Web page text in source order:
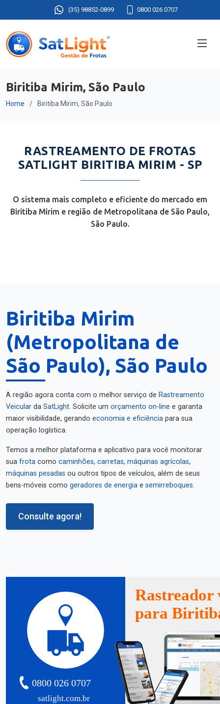
(35) 98852-0899 0800 026 0707
Biritiba Mirim, São Paulo
Home Biritiba Mirim, São Paulo
RASTREAMENTO DE FROTAS
SATLIGHT BIRITIBA MIRIM - SP
O sistema mais completo e eficiente do mercado em
Biritiba Mirim e região de Metropolitana de São Paulo,
São Paulo.
Biritiba Mirim
(Metropolitana de
São Paulo), São Paulo
A região agora conta com o melhor serviço de Rastreamento
Veicular da SatLight. Solicite um orçamento on-line e garanta
maior visibilidade, gerando economia e eficiência para sua
operação logística.
Temos a melhor plataforma e aplicativo para você monitorar
sua frota como caminhões, carretas, máquinas agrícolas,
máquinas pesadas ou outros tipos de veículos, além de seus
bens-móveis como geradores de energia e semirreboques.
Consulte agora!
satlight.com.br
0800 026 0707
Rastreador
para